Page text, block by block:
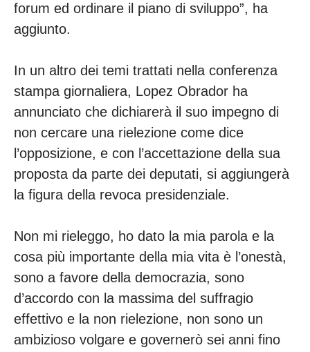
forum ed ordinare il piano di sviluppo”, ha
aggiunto.
In un altro dei temi trattati nella conferenza
stampa giornaliera, Lopez Obrador ha
annunciato che dichiarerà il suo impegno di
non cercare una rielezione come dice
l’opposizione, e con l’accettazione della sua
proposta da parte dei deputati, si aggiungerà
la figura della revoca presidenziale.
Non mi rieleggo, ho dato la mia parola e la
cosa più importante della mia vita è l’onestà,
sono a favore della democrazia, sono
d’accordo con la massima del suffragio
effettivo e la non rielezione, non sono un
ambizioso volgare e governerò sei anni fino